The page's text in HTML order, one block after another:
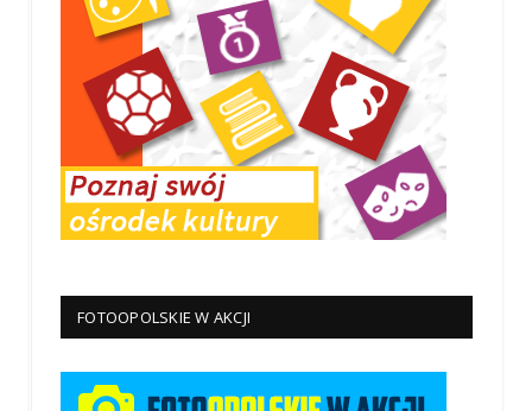
FOTOOPOLSKIE W AKCJI